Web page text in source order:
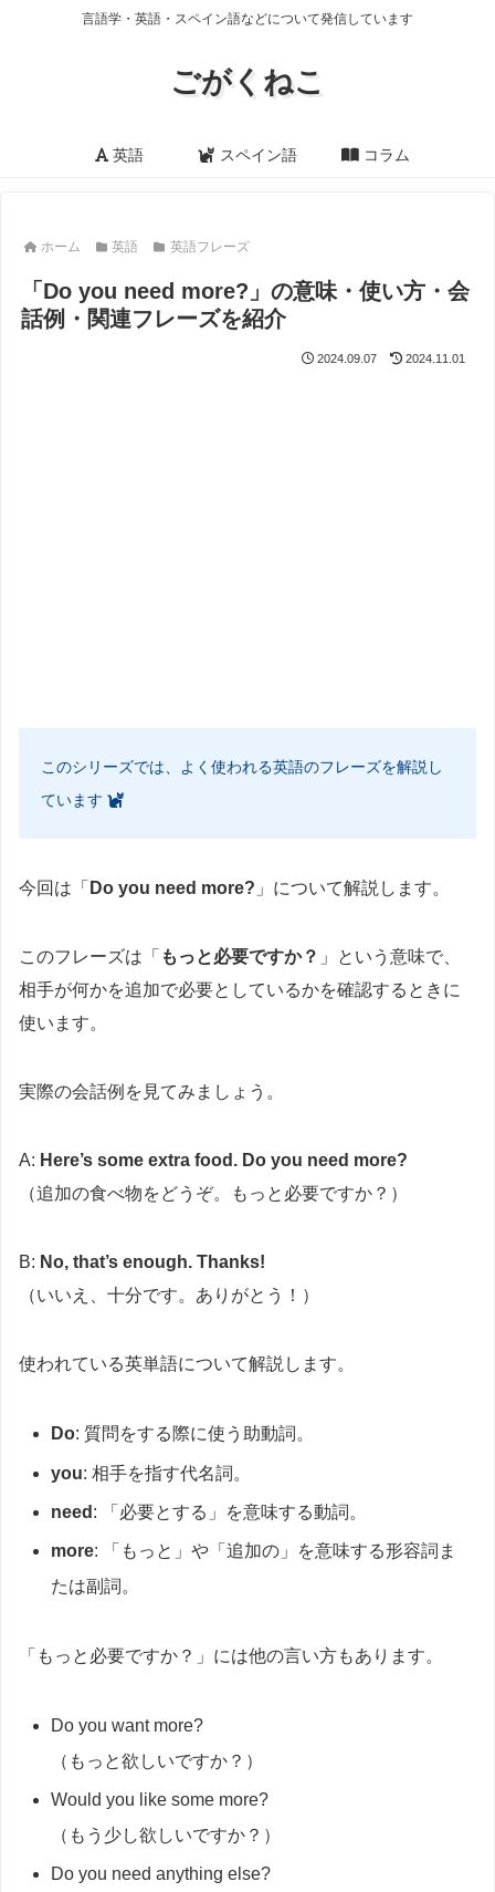
言語学・英語・スペイン語などについて発信しています
ごがくねこ
英語 スペイン語 コラム
ホーム 英語 英語フレーズ
「Do you need more?」の意味・使い方・会
話例・関連フレーズを紹介
2024.09.07 2024.11.01
このシリーズでは、よく使われる英語のフレーズを解説し
ています
今回は「 Do you need more? 」について解説します。
このフレーズは「 もっと必要ですか？ 」という意味で、
相手が何かを追加で必要としているかを確認するときに
使います。
実際の会話例を見てみましょう。
A: Here’s some extra food. Do you need more?
（追加の食べ物をどうぞ。もっと必要ですか？）
B: No, that’s enough. Thanks!
（いいえ、十分です。ありがとう！）
使われている英単語について解説します。
Do: 質問をする際に使う助動詞。
you: 相手を指す代名詞。
need : 「必要とする」を意味する動詞。
more: 「もっと」や「追加の」を意味する形容詞ま
たは副詞。
「もっと必要ですか？」には他の言い方もあります。
Do you want more?
（もっと欲しいですか？）
Would you like some more?
（もう少し欲しいですか？）
Do you need anything else?